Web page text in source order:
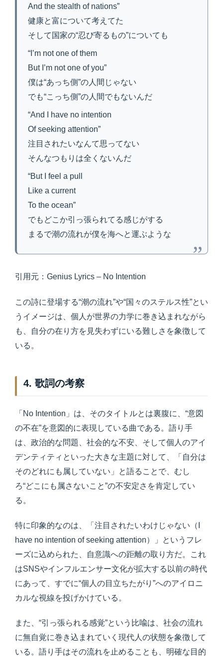
And the stealth of nations”
健康と富について考えてた
そして国家の“忍び寄るもの”についても
“I’m not one of them
But I’m not one of you”
僕は“あっち側”の人間じゃない
でも“こっち側”の人間でもないんだ
“And I have no intention
Of seeking attention”
注目されたいなんて思ってない
そんなつもりは全くないんだ
“But I feel a pull
Like a current
To the ocean”
でもどこか引っ張られてる感じがする
まるで潮の流れが僕を海へと運ぶような
引用元：Genius Lyrics – No Intention
この詩に登場する“潮の流れ”や“国々のステルス性”とい
うイメージは、個人が世界の力学に巻き込まれながら
も、自分の在り方を見失わずにいる難しさを象徴して
いる。
4. 歌詞の考察
「No Intention」は、そのタイトルとは裏腹に、“意図
の不在”を意図的に表現している曲である。語り手
は、政治的な問題、社会的な不安、そして個人のアイ
デンティティといった大きな主題に対して、「自分は
そのどれにも属していない」と語ることで、むし
ろ“どこにも属さないこと”の不安定さを肯定してい
る。
特に印象的なのは、「注目されたいわけじゃない（I
have no intention of seeking attention）」というフレ
ーズに込められた、自意識への距離の取り方だ。これ
はSNSやインフルエンサー文化が拡大する以前の時代
にあって、すでに“個人の目立ちたがり”へのアイロニ
カルな視線を投げかけている。
また、“引っ張られる感覚”という比喩は、社会の流れ
に無自覚に巻き込まれていく現代人の状態を象徴して
いる。語り手はその流れを止めることも、明確な目的